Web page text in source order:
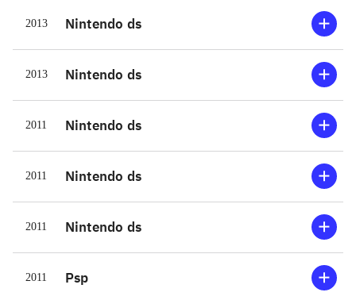
2013 Nintendo ds
2013 Nintendo ds
2011 Nintendo ds
2011 Nintendo ds
2011 Nintendo ds
2011 Psp